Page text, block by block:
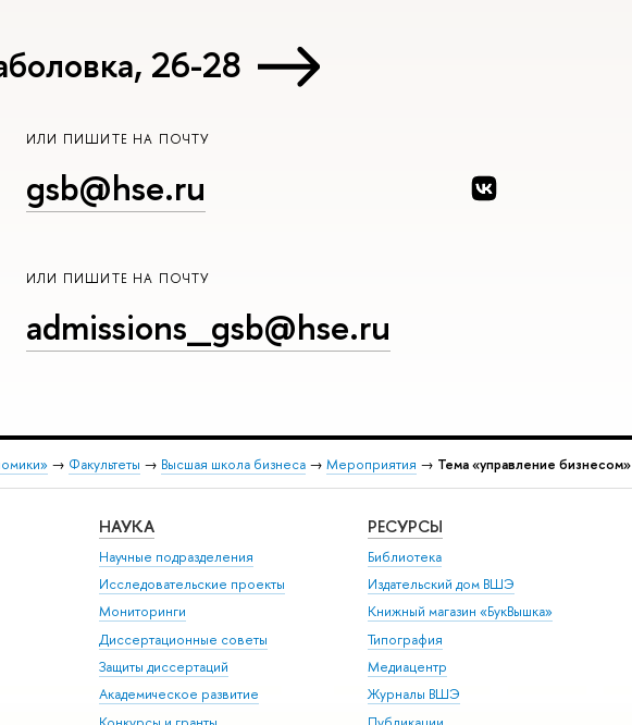
26-28
ИЛИ ПИШИТЕ НА ПОЧТУ
gsb@hse.ru
ИЛИ ПИШИТЕ НА ПОЧТУ
admissions_gsb@hse.ru
→ Факультеты → Высшая школа бизнеса→ Мероприятия → Тема «управление бизнесом»
НАУКА
Научные подразделения
Исследовательские проекты
Мониторинги
Диссертационные советы
Защиты диссертаций
Академическое развитие
РЕСУРСЫ
Библиотека
Издательский дом ВШЭ
Книжный магазин «БукВышка»
Типография
Медиацентр
Журналы ВШЭ